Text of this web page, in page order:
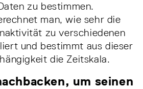
zu bestimmen.
man, wie sehr die
zu verschiedenen
und bestimmt aus dieser
die Zeitskala.
um seinen